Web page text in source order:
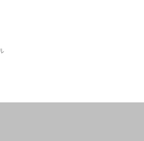
している30代2児のパパで
やゲーム、その他子育てグ
ます。